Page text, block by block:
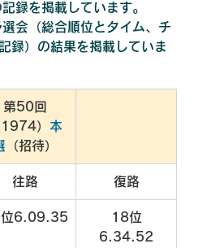
録を掲載しています。
会（総合順位とタイム、チ
録）の結果を掲載していま
第50回
1974） 本
（招待）
往路 復路
6.09.35
18位
6.34.52